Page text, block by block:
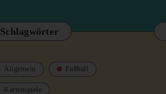
Schlagwörter
Allgemein Fußball
Kartenspiele